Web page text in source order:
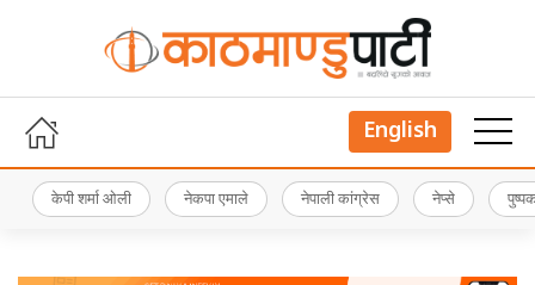
English
केपी शर्मा ओली नेकपा एमाले नेपाली कांग्रेस नेप्से